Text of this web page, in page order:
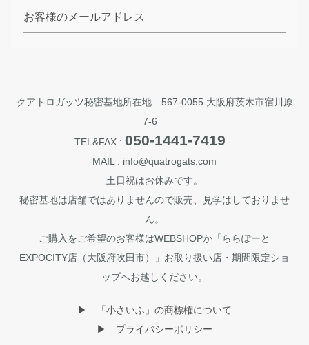
お客様のメールアドレス
クアトロガッツ秘密基地所在地 567-0055 大阪府茨木市宿川原
7-6
TEL&FAX : 050-1441-7419
MAIL : info@quatrogats.com
土日祝はお休みです。
秘密基地は店舗ではありませんので販売、見学はしておりませ
ん。
ご購入をご希望のお客様はWEBSHOPか「ららぽーと
EXPOCITY店（大阪府吹田市）」お取り扱い店・期間限定ショ
ップへお越しください。
▶︎ 「小さいふ」の商標権について
▶︎ プライバシーポリシー